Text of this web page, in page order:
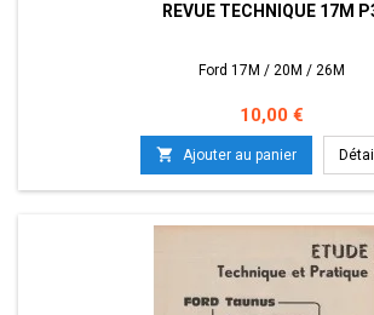
REVUE TECHNIQUE 17M
Ford 17M / 20M / 26M
Prix
10,00 €
 Ajouter au panier